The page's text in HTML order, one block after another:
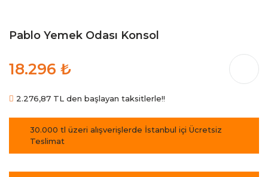
Pablo Yemek Odası Konsol
18.296 ₺
2.276,87 TL den başlayan taksitlerle!!
30.000 tl üzeri alışverişlerde İstanbul içi Ücretsiz
Teslimat